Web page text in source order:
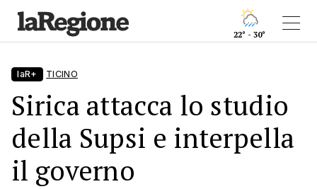
22° - 30°
laR+ TICINO
Sirica attacca lo studio
della Supsi e interpella
il governo